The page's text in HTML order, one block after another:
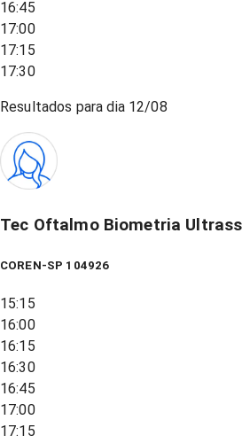
16:45
17:00
17:15
17:30
Resultados para dia 12/08
Tec Oftalmo Biometria
COREN-SP 104926
15:15
16:00
16:15
16:30
16:45
17:00
17:15